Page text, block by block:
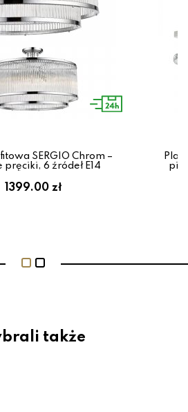
SERGIO Chrom –
pręciki, 6 źródeł E14
1399.00 zł
także